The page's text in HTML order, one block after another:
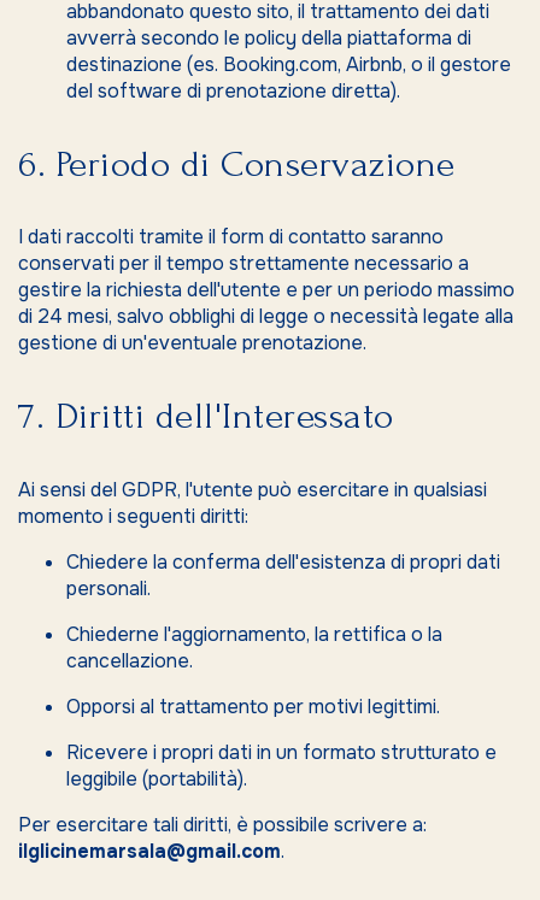
abbandonato questo sito, il trattamento dei dati
avverrà secondo le policy della piattaforma di
destinazione (es. Booking.com, Airbnb, o il gestore
del software di prenotazione diretta).
6. Periodo di Conservazione
I dati raccolti tramite il form di contatto saranno
conservati per il tempo strettamente necessario a
gestire la richiesta dell'utente e per un periodo massimo
di 24 mesi, salvo obblighi di legge o necessità legate alla
gestione di un'eventuale prenotazione.
7. Diritti dell'Interessato
Ai sensi del GDPR, l'utente può esercitare in qualsiasi
momento i seguenti diritti:
Chiedere la conferma dell'esistenza di propri dati
personali.
Chiederne l'aggiornamento, la rettifica o la
cancellazione.
Opporsi al trattamento per motivi legittimi.
Ricevere i propri dati in un formato strutturato e
leggibile (portabilità).
Per esercitare tali diritti, è possibile scrivere a:
ilglicinemarsala@gmail.com.